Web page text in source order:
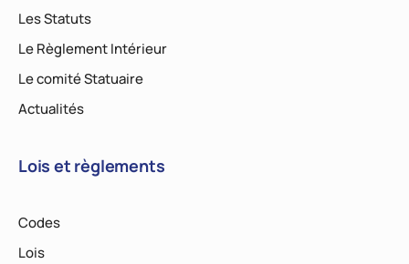
Les Statuts
Le Règlement Intérieur
Le comité Statuaire
Actualités
Lois et règlements
Codes
Lois